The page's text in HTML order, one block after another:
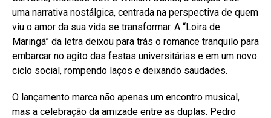
uma narrativa nostálgica, centrada na perspectiva de quem
viu o amor da sua vida se transformar. A “Loira de
Maringá” da letra deixou para trás o romance tranquilo para
embarcar no agito das festas universitárias e em um novo
ciclo social, rompendo laços e deixando saudades.
O lançamento marca não apenas um encontro musical,
mas a celebração da amizade entre as duplas. Pedro